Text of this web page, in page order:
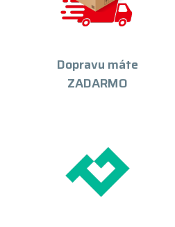
Dopravu máte
ZADARMO